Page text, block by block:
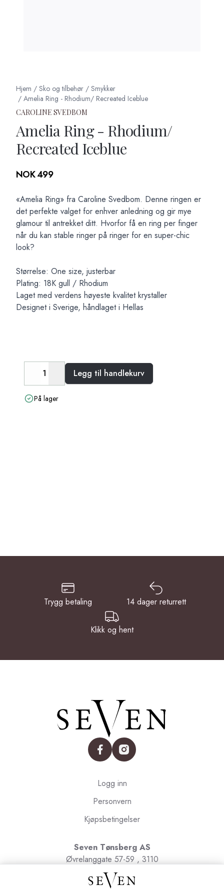
Hjem / Sko og tilbehør / Smykker
/ Amelia Ring - Rhodium/ Recreated Iceblue
CAROLINE SVEDBOM
Amelia Ring - Rhodium/
Recreated Iceblue
Produktdetaljer
NOK 499
Description
«Amelia Ring» fra Caroline Svedbom. Denne ringen er
det perfekte valget for enhver anledning og gir mye
glamour til antrekket ditt. Hvorfor få en ring per finger
når du kan stable ringer på ringer for en super-chic
look?
Størrelse: One size, justerbar
Plating: 18K gull / Rhodium
Laget med verdens høyeste kvalitet krystaller
Designet i Sverige, håndlaget i Hellas
DecreaseIncreaseLegg til handlekurv
På lager
Trygg betaling 14 dager returrett
Klikk og hent
facebookinstagram
Logg inn
Personvern
Kjøpsbetingelser
Seven Tønsberg AS
Øvrelanggate 57-59 , 3110
Tønsberg
Org.nr. 991091580